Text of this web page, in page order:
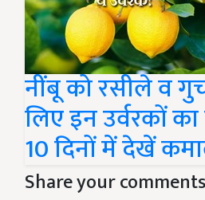
नींबू को रसीले व
लिए इन उर्वरकों
10 दिनों में देखें
Share your comments